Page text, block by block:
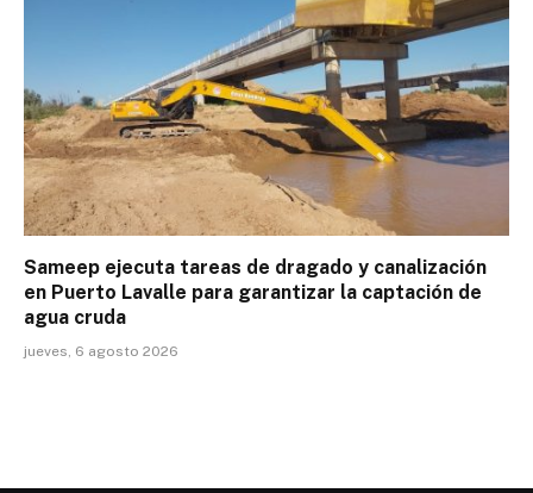
Sameep ejecuta tareas de dragado y canalización
en Puerto Lavalle para garantizar la captación de
agua cruda
jueves, 6 agosto 2026